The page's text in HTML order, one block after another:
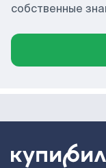
собственные